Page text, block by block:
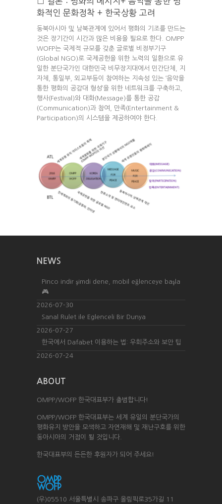
화적인 문화정착 + 한국상황 고려
동북아시아 및 남북관계에 있어서 평화의 기조를 만드는
것은 장기간이 시간과 많은 비용을 필요로 한다. OMPP
WOFP는 국제적 규모를 갖춘 글로벌 비정부기구
(Global NGO)로 국제공헌을 위한 노력의 일환으로 유
일한 분단국가인 대한민국 비무장지대에서 민간단체, 지
자체, 통일부, 외교부등이 참여하는 지속성 있는 ‘음악을
통한 평화의 공감대 형성’을 위한 네트워크를 구축하고,
행사(Festival)와 대화(Message)를 통한 공감
(Communication)과 참여, 만족(Entertainment &
Participation)의 시스템을 제공하여야 한다.
NEWS
Pinco indir şimdi dene, mobil eğlenceye başla
🎮
2026-07-30
Sanal Rulet ile Eglenceli Bir Dunya
2026-07-27
한국에서 Dafabet 이용하는 법: 우회주소와 보안 팁
2026-07-24
ABOUT
OMPP/WOFP 한국대표부가 출범합니다!
OMPP/WOFP 한국대표부는 세계 유일의 분단국가의
평화유지 방안을 모색하고 자연재해 및 재난구호를 위한
동아시아의 거점이 될 것입니다.
한국대표부의 든든한 후원자가 되어 주세요!
(우)05510 서울특별시 송파구 올림픽로35가길 11